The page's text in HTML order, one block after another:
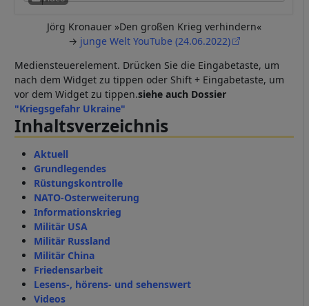
Jörg Kronauer »Den großen Krieg verhindern«
→ junge Welt YouTube (24.06.2022)
Mediensteuerelement. Drücken Sie die Eingabetaste, um
nach dem Widget zu tippen oder Shift + Eingabetaste, um
vor dem Widget zu tippen.siehe auch Dossier
"Kriegsgefahr Ukraine"
Inhaltsverzeichnis
Aktuell
Grundlegendes
Rüstungskontrolle
NATO-Osterweiterung
Informationskrieg
Militär USA
Militär Russland
Militär China
Friedensarbeit
Lesens-, hörens- und sehenswert
Videos